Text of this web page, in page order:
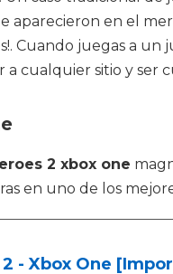
en el
juegas a un
cualquier sitio y ser
2 xbox one
en uno de los
- Xbox One